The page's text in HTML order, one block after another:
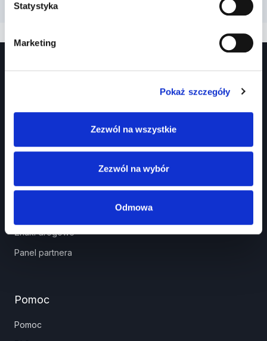
Statystyka
Marketing
Pokaż szczegóły
Zezwól na wszystkie
Zezwól na wybór
Odmowa
Prawko.pl
Kurs Teorii Prawo Jazdy przez Internet?
Jak zdać prawo jazdy?
Jakie dokumenty i wnioski potrzebujesz?
Znaki drogowe
Panel partnera
Pomoc
Pomoc